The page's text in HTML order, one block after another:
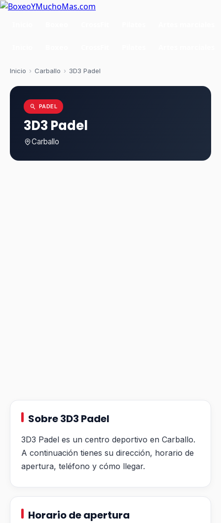
Inicio › Carballo › 3D3 Padel
PADEL
3D3 Padel
Carballo
Sobre 3D3 Padel
3D3 Padel es un centro deportivo en Carballo.
A continuación tienes su dirección, horario de
apertura, teléfono y cómo llegar.
Horario de apertura